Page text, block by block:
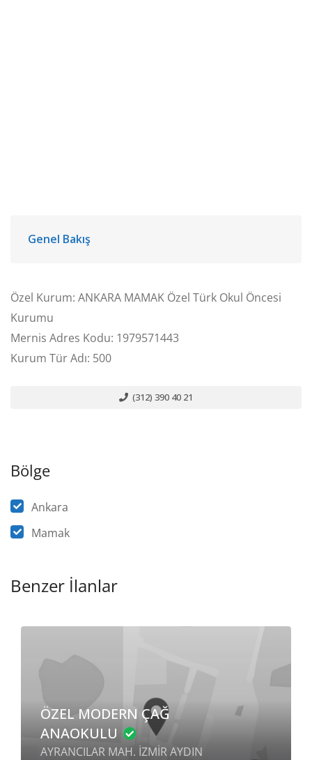
Genel Bakış
Özel Kurum: ANKARA MAMAK Özel Türk Okul Öncesi
Kurumu
Mernis Adres Kodu: 1979571443
Kurum Tür Adı: 500
(312) 390 40 21
Bölge
Ankara
Mamak
Benzer İlanlar
ÖZEL MODERN ÇAĞ
ANAOKULU
AYRANCILAR MAH. İZMİR AYDIN